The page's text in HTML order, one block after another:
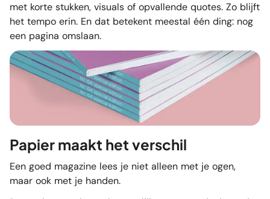
met korte stukken, visuals of opvallende quotes. Zo blijft
het tempo erin. En dat betekent meestal één ding: nog
een pagina omslaan.
Papier maakt het verschil
Een goed magazine lees je niet alleen met je ogen,
maar ook met je handen.